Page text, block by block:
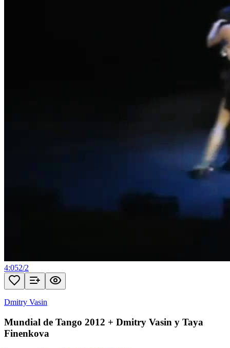
4:052/2
Dmitry Vasin
Mundial de Tango 2012 + Dmitry Vasin y Taya
Finenkova